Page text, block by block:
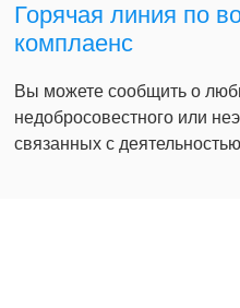
Горячая линия по
комплаенс
Вы можете сообщить о
недобросовестного или
связанных с